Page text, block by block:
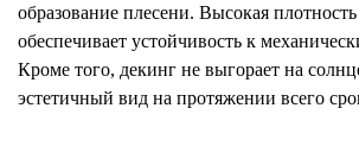
образование плесени. Высокая
обеспечивает устойчивость к
Кроме того, декинг не выгорает на
эстетичный вид на протяжении всего